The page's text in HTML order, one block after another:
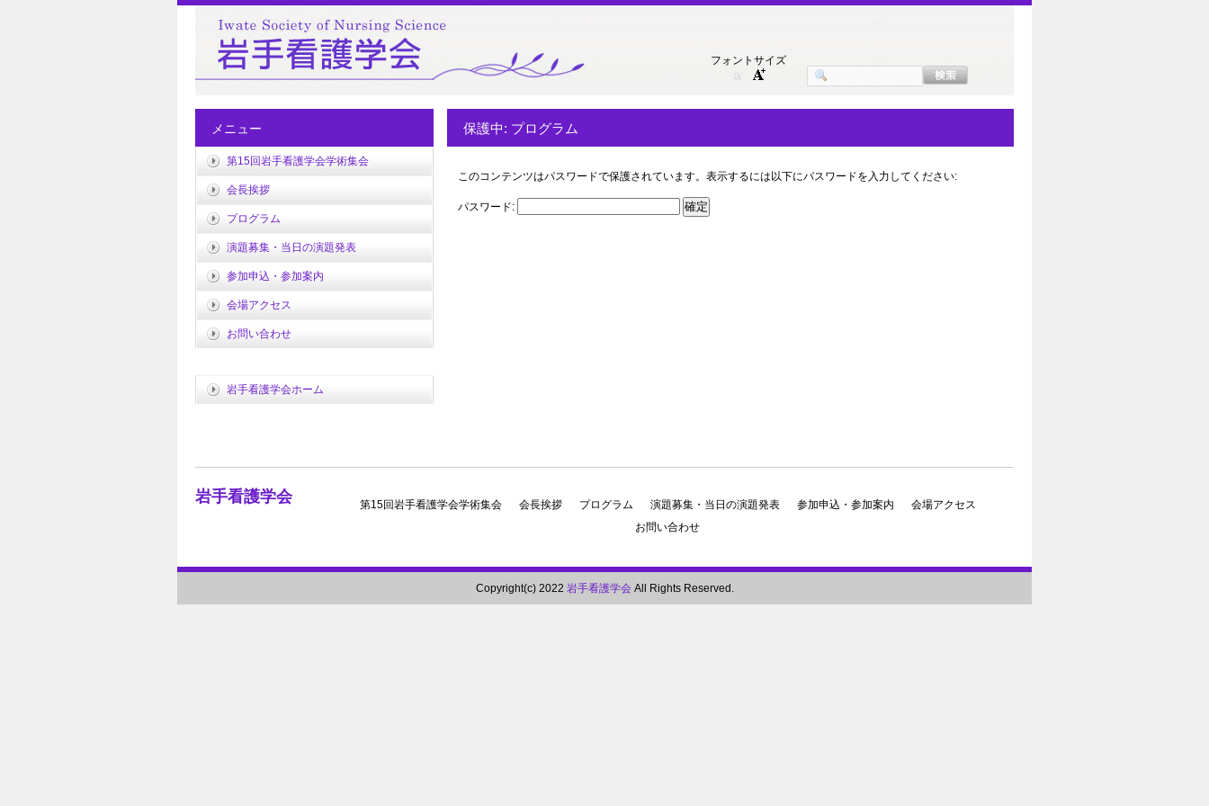
フォントサイズ
保護中: プログラム
このコンテンツはパスワードで保護されています。表示するには以下にパスワードを入力してください:
パスワード:
メニュー
第15回岩手看護学会学術集会
会長挨拶
プログラム
演題募集・当日の演題発表
参加申込・参加案内
会場アクセス
お問い合わせ
岩手看護学会ホーム
岩手看護学会 第15回岩手看護学会学術集会 会長挨拶 プログラム 演題募集・当日の演題発表 参加申込・参加案内
会場アクセス
お問い合わせ
Copyright(c) 2022 岩手看護学会All Rights Reserved.